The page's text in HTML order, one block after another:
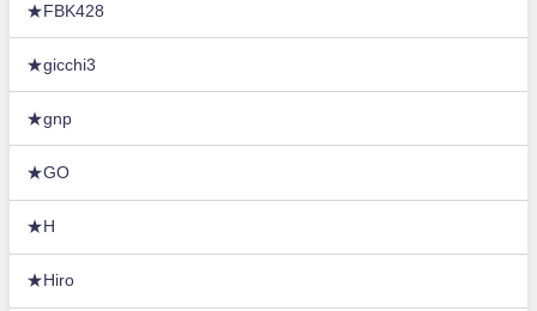
★FBK428
★gicchi3
★gnp
★GO
★H
★Hiro